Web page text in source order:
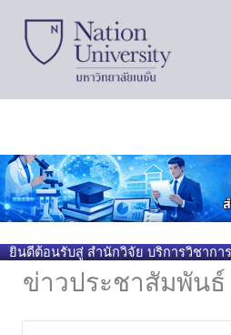
content
ยินดีต้อนรับสู่ สำนักวิจัย บริการวิชาก
ข่าวประชาสัมพันธ์